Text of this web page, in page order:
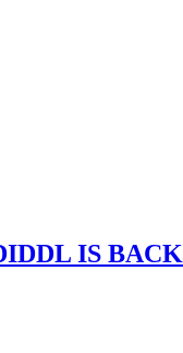
IS BACK